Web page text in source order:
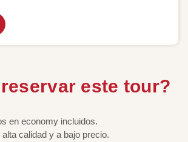
este tour?
en economy incluidos.
calidad y a bajo precio.